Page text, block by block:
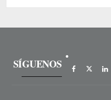
SÍGUENOS